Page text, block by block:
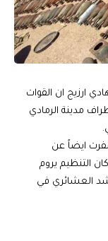
ارزيج ان القوات
مدينة الرمادي
ايضاً عن
التنظيم يروم
العشائري في